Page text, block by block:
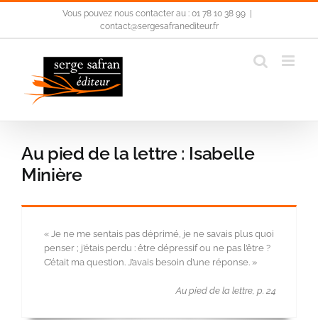
Vous pouvez nous contacter au : 01 78 10 38 99
contact@sergesafranediteur.fr
Au pied de la lettre : Isabelle
Minière
« Je ne me sentais pas déprimé, je ne savais plus quoi
penser ; j’étais perdu : être dépressif ou ne pas l’être ?
C’était ma question. J’avais besoin d’une réponse. »
Au pied de la lettre, p. 24